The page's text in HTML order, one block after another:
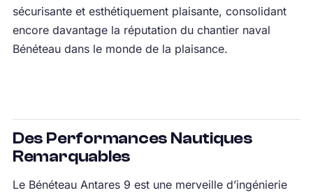
sécurisante et esthétiquement plaisante, consolidant
encore davantage la réputation du chantier naval
Bénéteau dans le monde de la plaisance.
Des Performances Nautiques
Remarquables
Le Bénéteau Antares 9 est une merveille d’ingénierie